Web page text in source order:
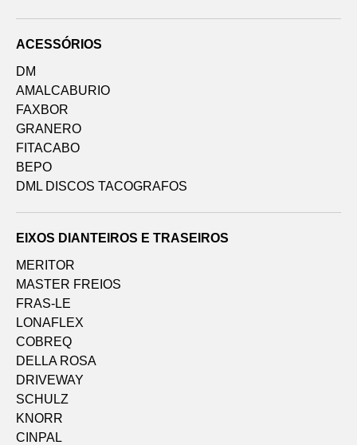
ACESSÓRIOS
DM
AMALCABURIO
FAXBOR
GRANERO
FITACABO
BEPO
DML DISCOS TACOGRAFOS
EIXOS DIANTEIROS E TRASEIROS
MERITOR
MASTER FREIOS
FRAS-LE
LONAFLEX
COBREQ
DELLA ROSA
DRIVEWAY
SCHULZ
KNORR
CINPAL